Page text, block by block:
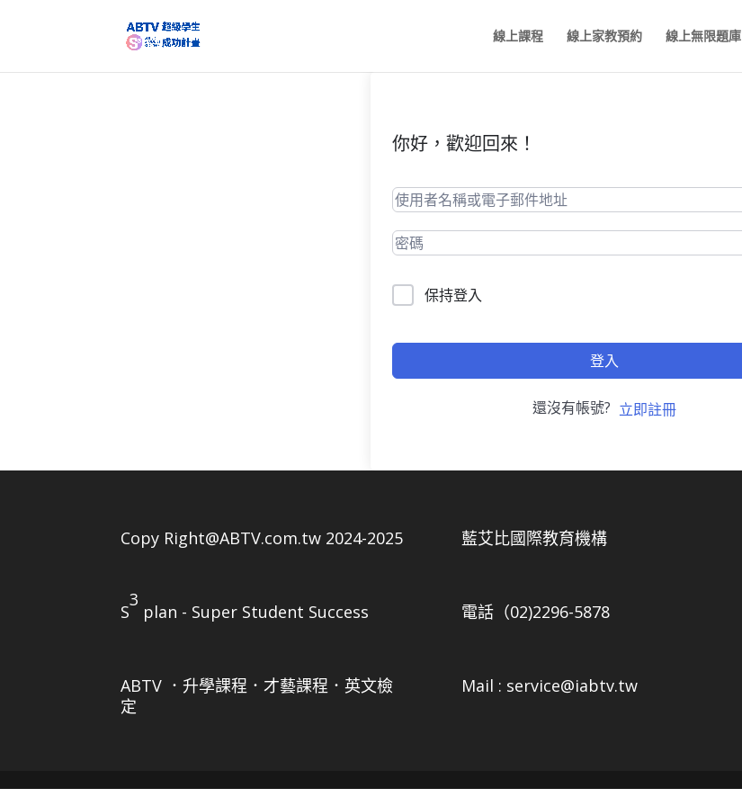
線上課程 線上家教預約 線上無限題庫
你好，歡迎回來！
保持登入
登入
還沒有帳號? 立即註冊
Copy Right@ABTV.com.tw 2024-2025
S
3
plan - Super Student Success
ABTV ．升學課程．才藝課程．英文檢
定
藍艾比國際教育機構
電話（02)2296-5878
Mail : service@iabtv.tw